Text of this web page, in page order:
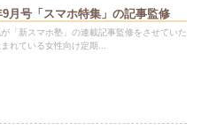
月号「スマホ特集」の記事監修
「新スマホ塾」の連載記事監修をさせていた
れている女性向け定期...